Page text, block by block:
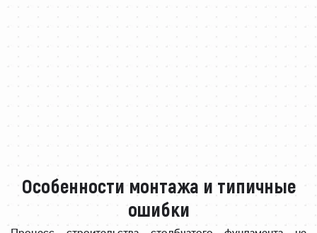
Особенности монтажа и типичные
ошибки